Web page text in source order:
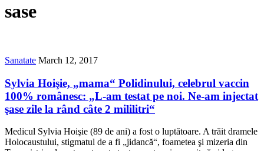
sase
Sanatate March 12, 2017
Sylvia Hoişie, „mama“ Polidinului, celebrul vaccin
100% românesc: „L-am testat pe noi. Ne-am injectat
şase zile la rând câte 2 mililitri“
Medicul Sylvia Hoişie (89 de ani) a fost o luptătoare. A trăit dramele
Holocaustului, stigmatul de a fi „jidancă“, foametea şi mizeria din